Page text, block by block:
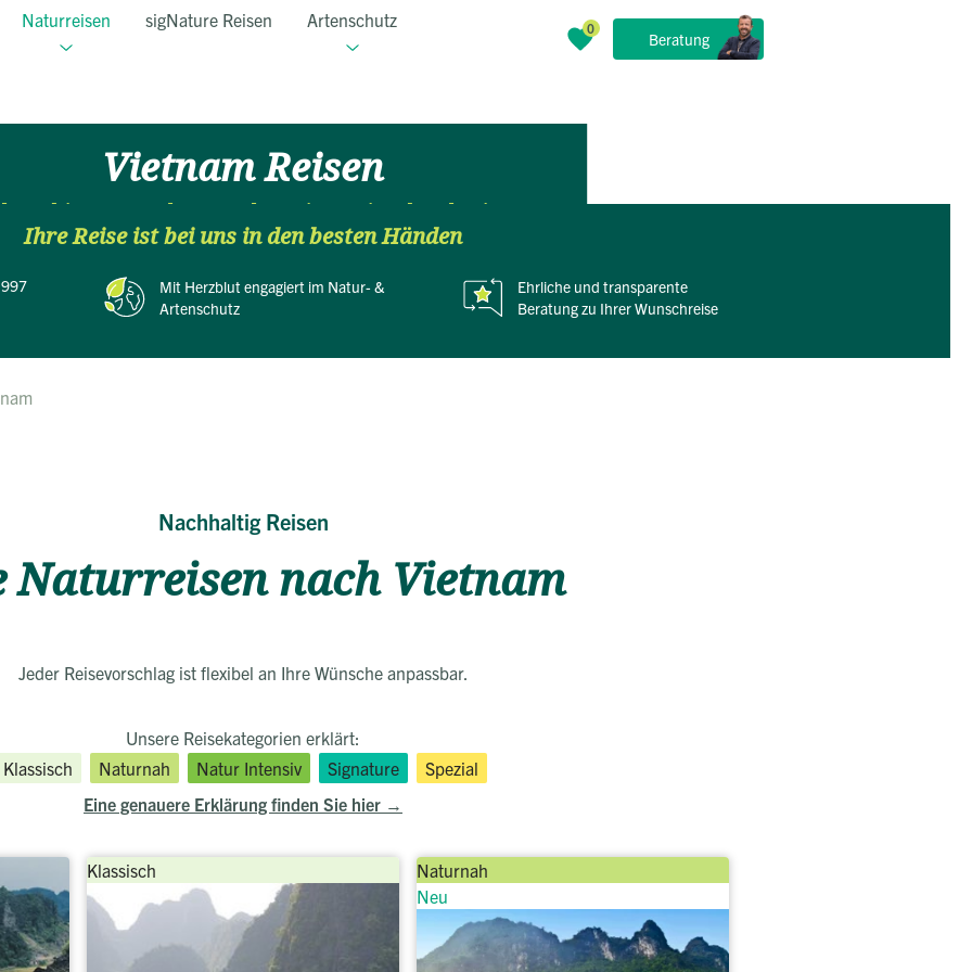
Beratung
Naturreisen sigNature Reisen Artenschutz
Vietnam Reisen
bis zum Mekong Delta: Eine Reise durch Vietnams
atemberaubende Vielfalt
Ihre Reise ist bei uns in den besten Händen
Mit Herzblut engagiert im Natur- &
Artenschutz
Ehrliche undtransparente
Beratung zu Ihrer Wunschreise
Nachhaltig Reisen
Naturreisen nach Vietnam
Jeder Reisevorschlag ist flexibel an Ihre Wünsche anpassbar.
Unsere Reisekategorien erklärt:
Klassisch
Naturnah Natur Intensiv Signature
Spezial
Eine genauere Erklärung finden Sie hier
Klassisch
Naturnah
Neu